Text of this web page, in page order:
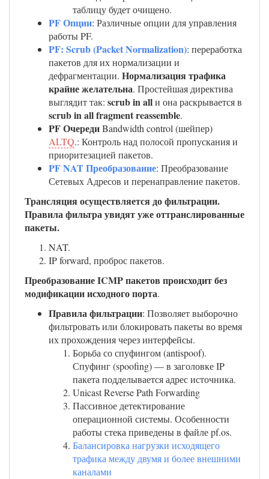
таблицу будет очищено.
PF Опции: Различные опции для управления
работы PF.
PF: Scrub (Packet Normalization): переработка
пакетов для их нормализации и
дефрагментации. Нормализация трафика
крайне желательна. Простейшая директива
выглядит так: scrub in allи она раскрывается в
scrub in all fragment reassemble.
PF ОчередиBandwidth control (шейпер)
ALTQ.: Контроль над полосой пропускания и
приоритезацией пакетов.
PF NAT Преобразование: Преобразование
Сетевых Адресов и перенаправление пакетов.
Трансляция осуществляется до фильтрации.
Правила фильтра увидят уже оттранслированные
пакеты.
NAT.
IP forward, проброс пакетов.
Преобразование ICMP пакетов происходит без
модификации исходного порта.
Правила фильтрации: Позволяет выборочно
фильтровать или блокировать пакеты во время
их прохождения через интерфейсы.
Борьба со спуфингом (antispoof).
Спуфинг (spoofing) — в заголовке IP
пакета подделывается адрес источника.
Unicast Reverse Path Forwarding
Пассивное детектирование
операционной системы. Особенности
работы стека приведены в файле pf.os.
Балансировка нагрузки исходящего
трафика между двумя и более внешними
каналами